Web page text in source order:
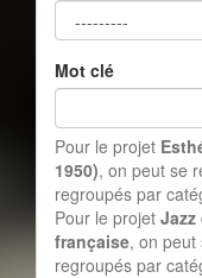
Mot clé
Pour le projet
1950), on peut se
regroupés par
Pour le projet
française, on peut
regroupés par